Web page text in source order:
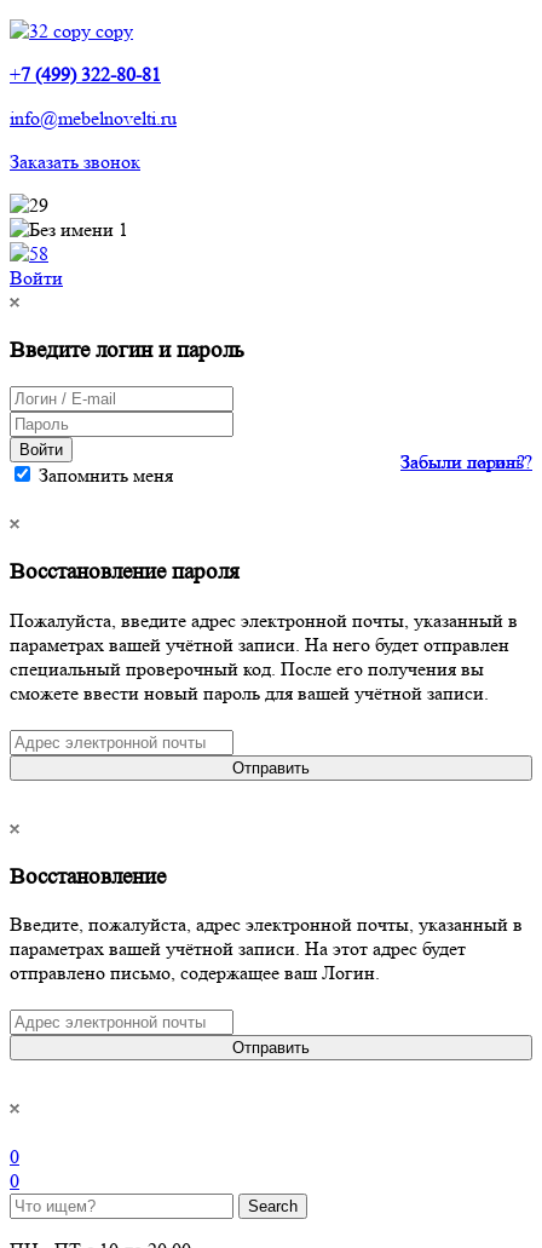
+7 (499) 322-80-81
info@mebelnovelti.ru
Заказать звонок
Войти
Введите логин и пароль
Войти
Запомнить меня
Забыли пароль?
Забыли логин?
Восстановление пароля
Пожалуйста, введите адрес электронной почты, указанный в
параметрах вашей учётной записи. На него будет отправлен
специальный проверочный код. После его получения вы
сможете ввести новый пароль для вашей учётной записи.
Отправить
Восстановление
Введите, пожалуйста, адрес электронной почты, указанный в
параметрах вашей учётной записи. На этот адрес будет
отправлено письмо, содержащее ваш Логин.
Отправить
Оставьте номер, и мы Вам
перезвоним!
Жду звонка!
Нажимая на кнопку "
принимаю